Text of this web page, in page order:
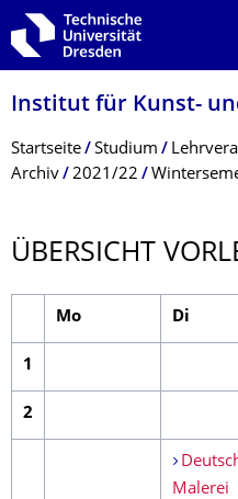
Zur Hauptnavigation springen
Zur Suche springen
Zum Inhalt springen
Institut für Kunst-
Breadcrumb-Menü
Startseite Studium
Archiv
2021/22
ÜBERSICHT
Mo Di
1
2
Malerei